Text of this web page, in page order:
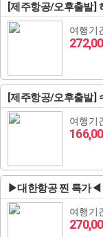
[제주항공/오후출발]
여행기
[제주항공/오후출발]
여행기
▶대한항공 찐 특가◀
여행기